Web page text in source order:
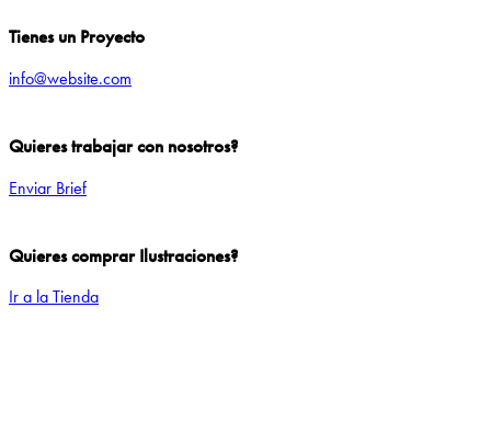
Tienes un Proyecto
info@website.com
Quieres trabajar con nosotros?
Enviar Brief
Quieres comprar Ilustraciones?
Ir a la Tienda